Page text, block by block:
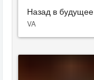
Назад в будущее
VA